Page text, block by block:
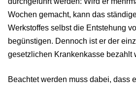
Wochen gemacht, kann das
Werkstoffes selbst die Entstehung
begünstigen. Dennoch ist er der
gesetzlichen Krankenkasse bezahlt
Beachtet werden muss dabei, dass